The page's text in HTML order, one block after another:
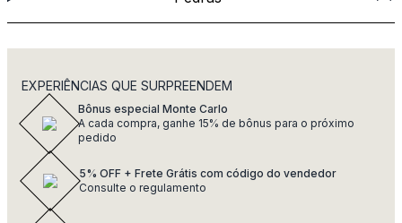
EXPERIÊNCIAS QUE SURPREENDEM
Bônus especial Monte Carlo
A cada compra, ganhe 15% de bônus para o próximo
pedido
5% OFF + Frete Grátis com código do vendedor
Consulte o regulamento